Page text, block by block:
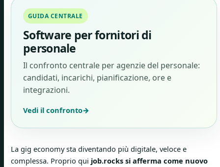
GUIDA CENTRALE
Software per fornitori di
personale
Il confronto centrale per agenzie del personale:
candidati, incarichi, pianificazione, ore e
integrazioni.
Vedi il confronto→
La gig economy sta diventando più digitale, veloce e
complessa. Proprio qui job.rocks si afferma come nuovo